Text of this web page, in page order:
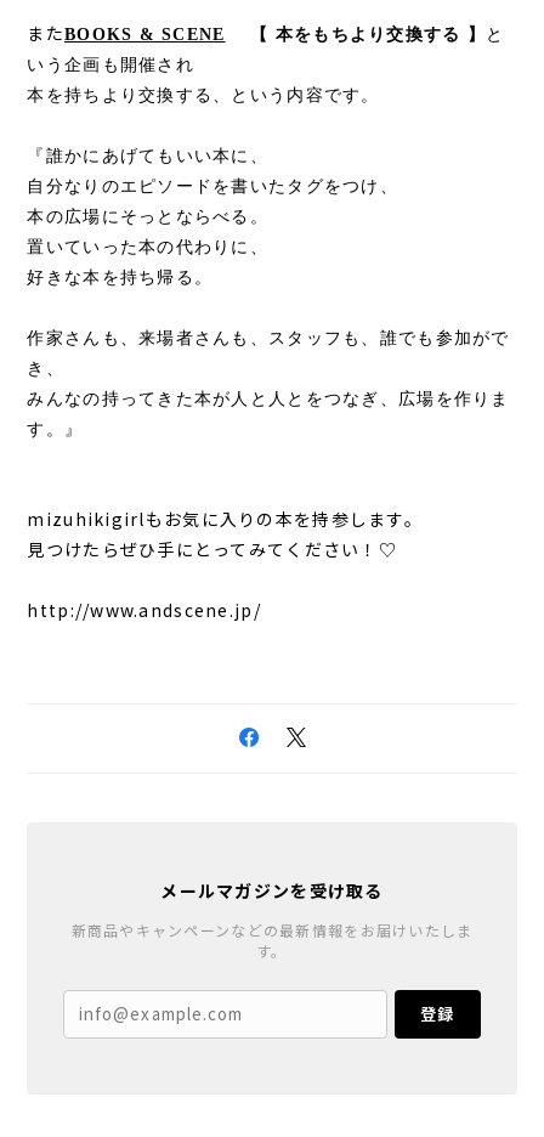
またBOOKS & SCENE 【 本をもちより交換する 】
と
いう企画も開催され
本を持ちより交換する、という内容です。
『誰かにあげてもいい本に、
自分なりのエピソードを書いたタグをつけ、
本の広場にそっとならべる。
置いていった本の代わりに、
好きな本を持ち帰る。
作家さんも、来場者さんも、スタッフも、誰でも参加がで
き、
みんなの持ってきた本が人と人とをつなぎ、広場を作りま
す。』
mizuhikigirlもお気に入りの本を持参します。
見つけたらぜひ手にとってみてください！♡
http://www.andscene.jp/
メールマガジンを受け取る
新商品やキャンペーンなどの最新情報をお届けいたしま
す。
登録